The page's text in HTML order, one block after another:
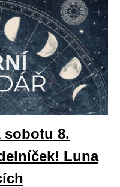
sobotu 8.
Luna